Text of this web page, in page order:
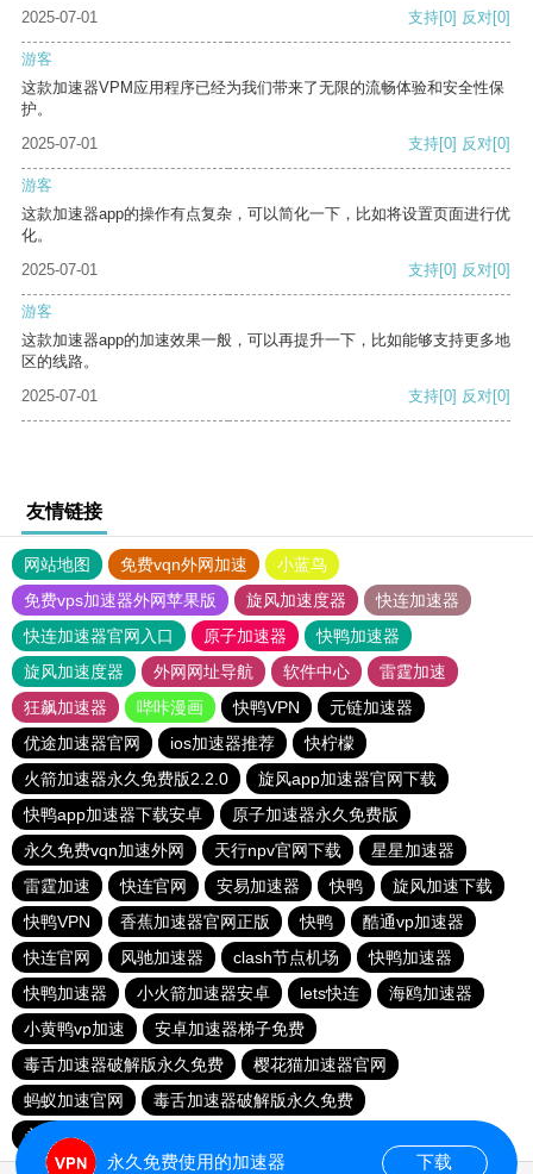
2025-07-01
支持[0] 反对[0]
游客
这款加速器VPM应用程序已经为我们带来了无限的流畅体验和安全性保
护。
2025-07-01
支持[0] 反对[0]
游客
这款加速器app的操作有点复杂，可以简化一下，比如将设置页面进行优
化。
2025-07-01
支持[0] 反对[0]
游客
这款加速器app的加速效果一般，可以再提升一下，比如能够支持更多地
区的线路。
2025-07-01
支持[0] 反对[0]
友情链接
网站地图 免费vqn外网加速
小蓝鸟
免费vps加速器外网苹果版
旋风加速度器
快连加速器
快连加速器官网入口
原子加速器
快鸭加速器
旋风加速度器
外网网址导航 软件中心
雷霆加速
狂飙加速器
哔咔漫画 快鸭VPN
元链加速器
优途加速器官网
ios加速器推荐
快柠檬
火箭加速器永久免费版2.2.0
旋风app加速器官网下载
快鸭app加速器下载安卓
原子加速器永久免费版
永久免费vqn加速外网
天行npv官网下载
星星加速器
雷霆加速
快连官网 安易加速器 快鸭
旋风加速下载
快鸭VPN
香蕉加速器官网正版 快鸭
酷通vp加速器
快连官网
风驰加速器 clash节点机场
快鸭加速器
快鸭加速器
小火箭加速器安卓 lets快连
海鸥加速器
小黄鸭vp加速
安卓加速器梯子免费
毒舌加速器破解版永久免费
樱花猫加速器官网
蚂蚁加速官网
毒舌加速器破解版永久免费
永久不收费的加速器
永久免费使用的加速器 下载